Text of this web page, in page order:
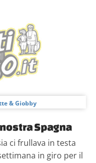
& Giobby
Spagna
ci frullava in testa
in giro per il